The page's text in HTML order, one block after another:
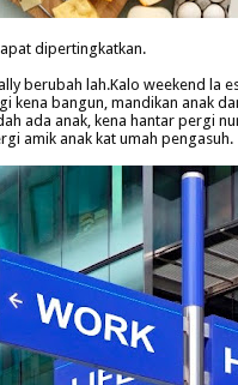
dipertingkatkan.
berubah lah.Kalo weekend la
kena bangun, mandikan anak
ada anak, kena hantar pergi
amik anak kat umah pengasuh.